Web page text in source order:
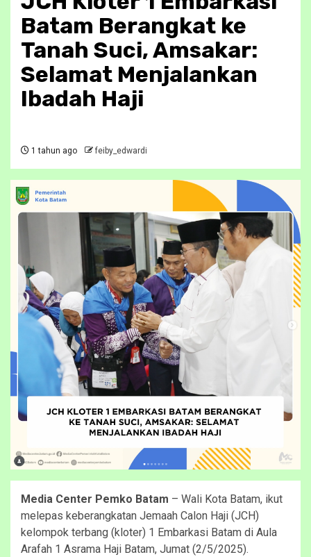
Batam Berangkat ke
Tanah Suci, Amsakar:
Selamat Menjalankan
Ibadah Haji
1 tahun ago feiby_edwardi
Media Center Pemko Batam – Wali Kota Batam, ikut
melepas keberangkatan Jemaah Calon Haji (JCH)
kelompok terbang (kloter) 1 Embarkasi Batam di Aula
Arafah 1 Asrama Haji Batam, Jumat (2/5/2025).